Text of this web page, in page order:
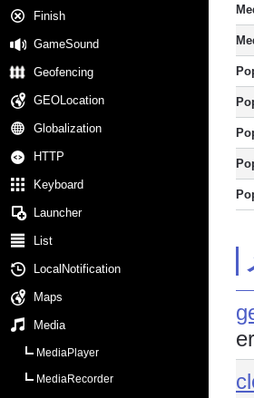
Finish
GameSound
Geofencing
GEOLocation
Globalization
HTTP
Keyboard
Launcher
List
LocalNotification
Maps
Media
MediaPlayer
MediaRecorder